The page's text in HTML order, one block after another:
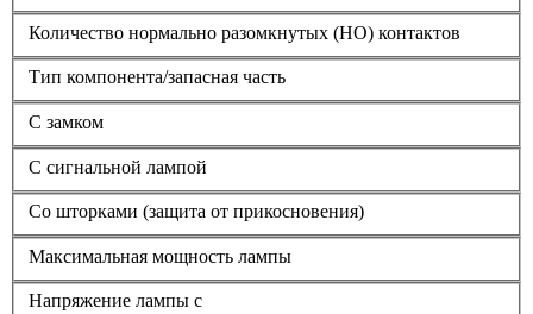
Количество нормально разомкнутых (НО) контактов
Тип компонента/запасная часть
С замком
С сигнальной лампой
Со шторками (защита от прикосновения)
Максимальная мощность лампы
Напряжение лампы с